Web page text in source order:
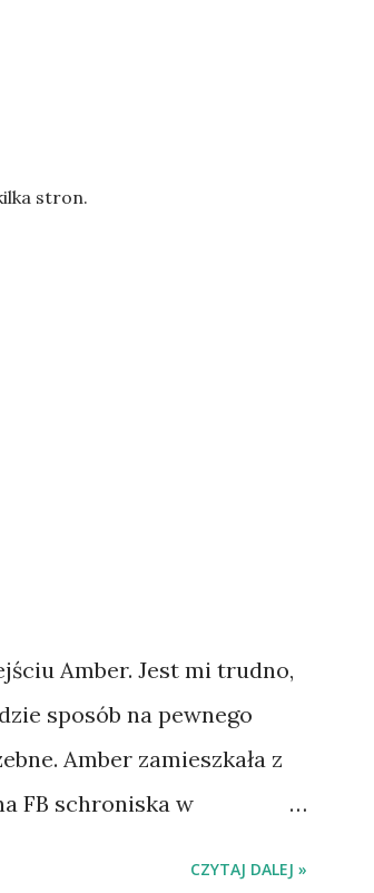
stron.
Amber. Jest mi trudno,
sposób na pewnego
Amber zamieszkała z
FB schroniska w
CZYTAJ DALEJ »